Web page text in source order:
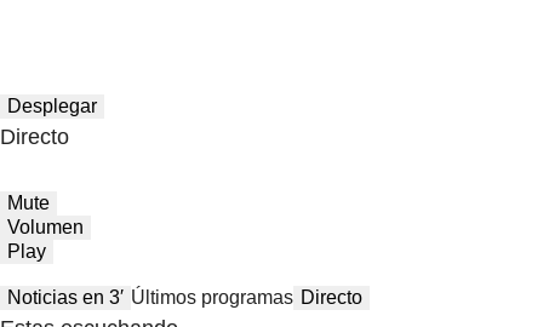
Desplegar
Directo
Mute
Volumen
Play
Noticias en 3′ Últimos programas Directo